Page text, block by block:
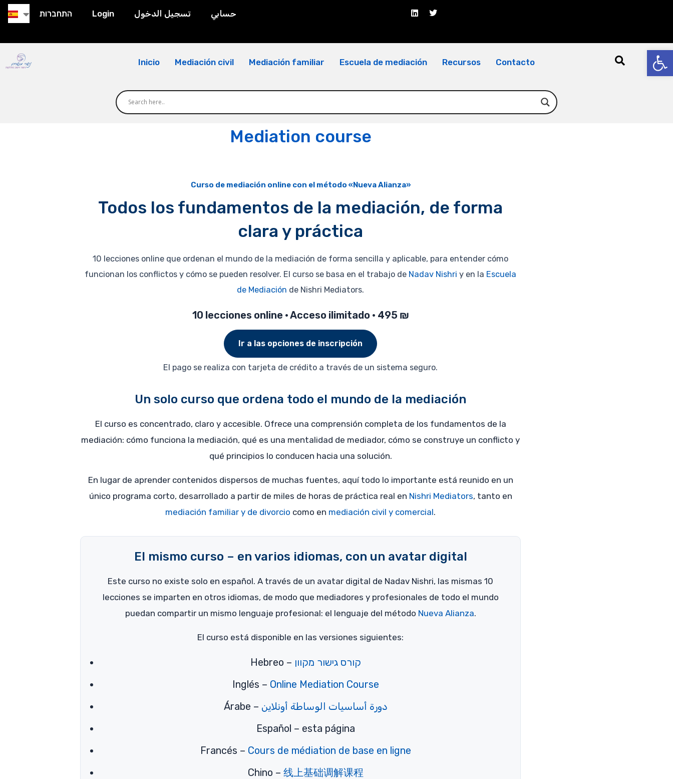
Abrir
התחברות Login تسجيل الدخول حسابي
Inicio Mediación civil Mediación familiar Escuela de mediación Recursos Contacto
Mediation course
Curso de mediación online con el método «Nueva Alianza»
Todos los fundamentos de la mediación, de forma
clara y práctica
10 lecciones online que ordenan el mundo de la mediación de forma sencilla y aplicable, para entender cómo
funcionan los conflictos y cómo se pueden resolver. El curso se basa en el trabajo de Nadav Nishri y en la Escuela
de Mediación de Nishri Mediators.
10 lecciones online • Acceso ilimitado • 495 ₪
Ir a las opciones de inscripción
El pago se realiza con tarjeta de crédito a través de un sistema seguro.
Un solo curso que ordena todo el mundo de la mediación
El curso es concentrado, claro y accesible. Ofrece una comprensión completa de los fundamentos de la
mediación: cómo funciona la mediación, qué es una mentalidad de mediador, cómo se construye un conflicto y
qué principios lo conducen hacia una solución.
En lugar de aprender contenidos dispersos de muchas fuentes, aquí todo lo importante está reunido en un
único programa corto, desarrollado a partir de miles de horas de práctica real en Nishri Mediators, tanto en
mediación familiar y de divorcio como en mediación civil y comercial.
El mismo curso – en varios idiomas, con un avatar digital
Este curso no existe solo en español. A través de un avatar digital de Nadav Nishri, las mismas 10
lecciones se imparten en otros idiomas, de modo que mediadores y profesionales de todo el mundo
puedan compartir un mismo lenguaje profesional: el lenguaje del método Nueva Alianza.
El curso está disponible en las versiones siguientes:
Hebreo – קורס גישור מקוון
Inglés – Online Mediation Course
Árabe – دورة أساسيات الوساطة أونلاين
Español – esta página
Francés – Cours de médiation de base en ligne
Chino – 线上基础调解课程